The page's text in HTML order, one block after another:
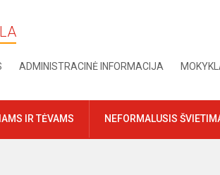
ADMINISTRACINĖ INFORMACIJA
IR TĖVAMS NEFORMALUSIS